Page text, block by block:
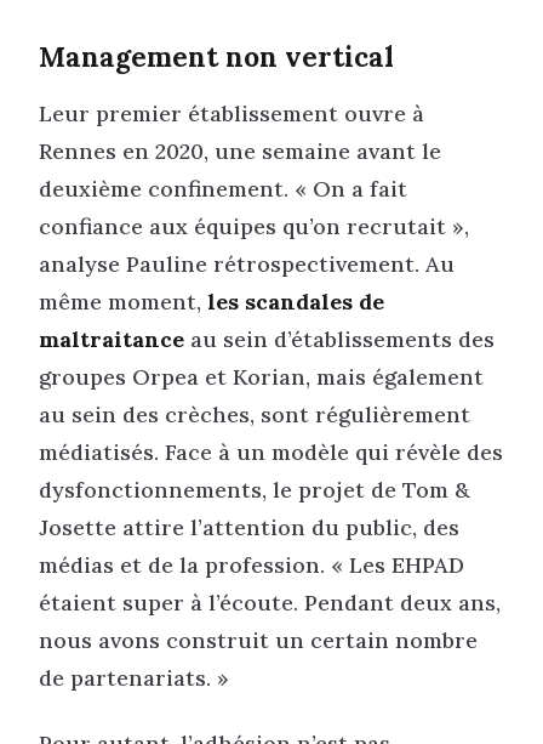
Management non vertical
Leur premier établissement ouvre à
Rennes en 2020, une semaine avant le
deuxième confinement. « On a fait
confiance aux équipes qu’on recrutait »,
analyse Pauline rétrospectivement. Au
même moment, les scandales de
maltraitance au sein d’établissements des
groupes Orpea et Korian, mais également
au sein des crèches, sont régulièrement
médiatisés. Face à un modèle qui révèle des
dysfonctionnements, le projet de Tom &
Josette attire l’attention du public, des
médias et de la profession. « Les EHPAD
étaient super à l’écoute. Pendant deux ans,
nous avons construit un certain nombre
de partenariats. »